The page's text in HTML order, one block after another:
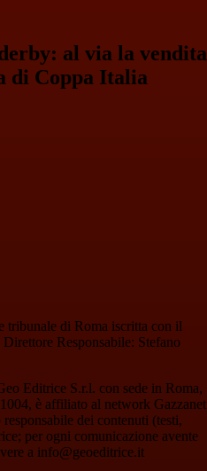
al via la vendita
di Coppa Italia
tribunale di Roma iscritta con il
Responsabile: Stefano
Editrice S.r.l. con sede in Roma,
è affiliato al network Gazzanet
dei contenuti (testi,
per ogni comunicazione avente
a info@geoeditrice.it